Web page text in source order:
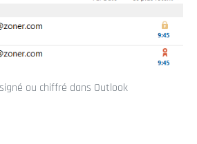
ou chiffré dans Outlook